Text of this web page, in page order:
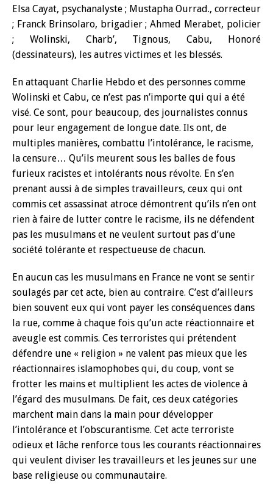
Elsa Cayat, psychanalyste ; Mustapha Ourrad., correcteur
; Franck Brinsolaro, brigadier ; Ahmed Merabet, policier
; Wolinski, Charb’, Tignous, Cabu, Honoré
(dessinateurs), les autres victimes et les blessés.
En attaquant Charlie Hebdo et des personnes comme
Wolinski et Cabu, ce n’est pas n’importe qui qui a été
visé. Ce sont, pour beaucoup, des journalistes connus
pour leur engagement de longue date. Ils ont, de
multiples manières, combattu l’intolérance, le racisme,
la censure… Qu’ils meurent sous les balles de fous
furieux racistes et intolérants nous révolte. En s’en
prenant aussi à de simples travailleurs, ceux qui ont
commis cet assassinat atroce démontrent qu’ils n’en ont
rien à faire de lutter contre le racisme, ils ne défendent
pas les musulmans et ne veulent surtout pas d’une
société tolérante et respectueuse de chacun.
En aucun cas les musulmans en France ne vont se sentir
soulagés par cet acte, bien au contraire. C’est d’ailleurs
bien souvent eux qui vont payer les conséquences dans
la rue, comme à chaque fois qu’un acte réactionnaire et
aveugle est commis. Ces terroristes qui prétendent
défendre une « religion » ne valent pas mieux que les
réactionnaires islamophobes qui, du coup, vont se
frotter les mains et multiplient les actes de violence à
l’égard des musulmans. De fait, ces deux catégories
marchent main dans la main pour développer
l’intolérance et l’obscurantisme. Cet acte terroriste
odieux et lâche renforce tous les courants réactionnaires
qui veulent diviser les travailleurs et les jeunes sur une
base religieuse ou communautaire.